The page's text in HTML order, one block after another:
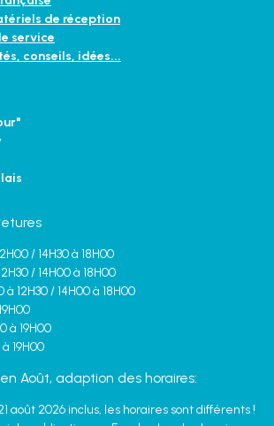
de réception
service
conseils, idées...
/ 14H30 à 18H00
/ 14H00 à 18H00
12H30 / 14H00 à 18H00
à 19H00
19H00
Août, adaption des horaires:
août 2026 inclus, les horaires sont différents !